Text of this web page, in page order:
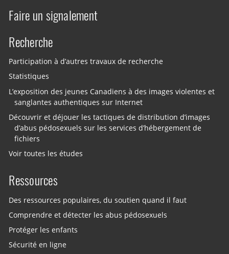
Faire un signalement
Recherche
Participation à d’autres travaux de recherche
Statistiques
L’exposition des jeunes Canadiens à des images violentes et
sanglantes authentiques sur Internet
Découvrir et déjouer les tactiques de distribution d’images
d’abus pédosexuels sur les services d’hébergement de
fichiers
Voir toutes les études
Ressources
Des ressources populaires, du soutien quand il faut
Comprendre et détecter les abus pédosexuels
Protéger les enfants
Sécurité en ligne